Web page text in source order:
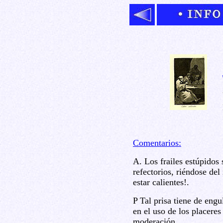
Comentarios:
A. Los frailes estúpidos
refectorios, riéndose
estar calientes!.
P Tal prisa tiene de
en el uso de los